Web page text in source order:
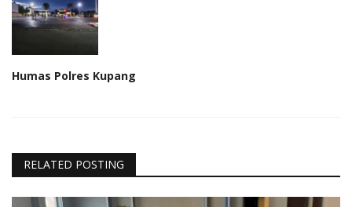
Humas Polres Kupang
RELATED POSTING